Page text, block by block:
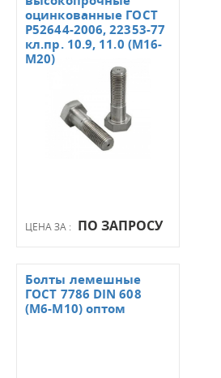
ЦЕНА ЗА : ПО ЗАПРОСУ
оцинкованные ГОСТ
Р52644-2006, 22353-77
кл.пр. 10.9, 11.0 (М16-
М20)
Болты лемешные
ГОСТ 7786 DIN 608
(М6-М10) оптом